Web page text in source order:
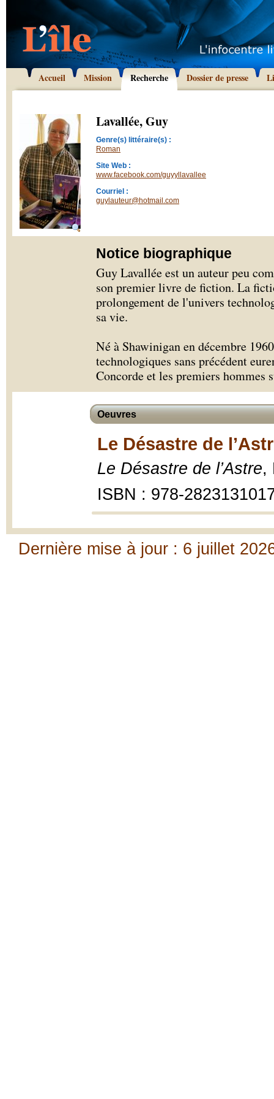
Accueil Mission Recherche Dossier de presse
Lavallée, Guy
Genre(s) littéraire(s) :
Roman
Site Web :
www.facebook.com/guyyllavallee
Courriel :
guylauteur@hotmail.com
Notice biographique
Guy Lavallée est un auteur peu
son premier livre de fiction. La
prolongement de l'univers
sa vie.
Né à Shawinigan en décembre
technologiques sans précédent
Concorde et les premiers hommes
Oeuvres
Le Désastre de
Le Désastre de l’Astre,
ISBN : 978-
Dernière mise à jour : 6 juillet